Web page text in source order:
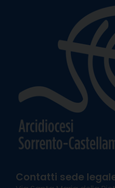
Contatti sede